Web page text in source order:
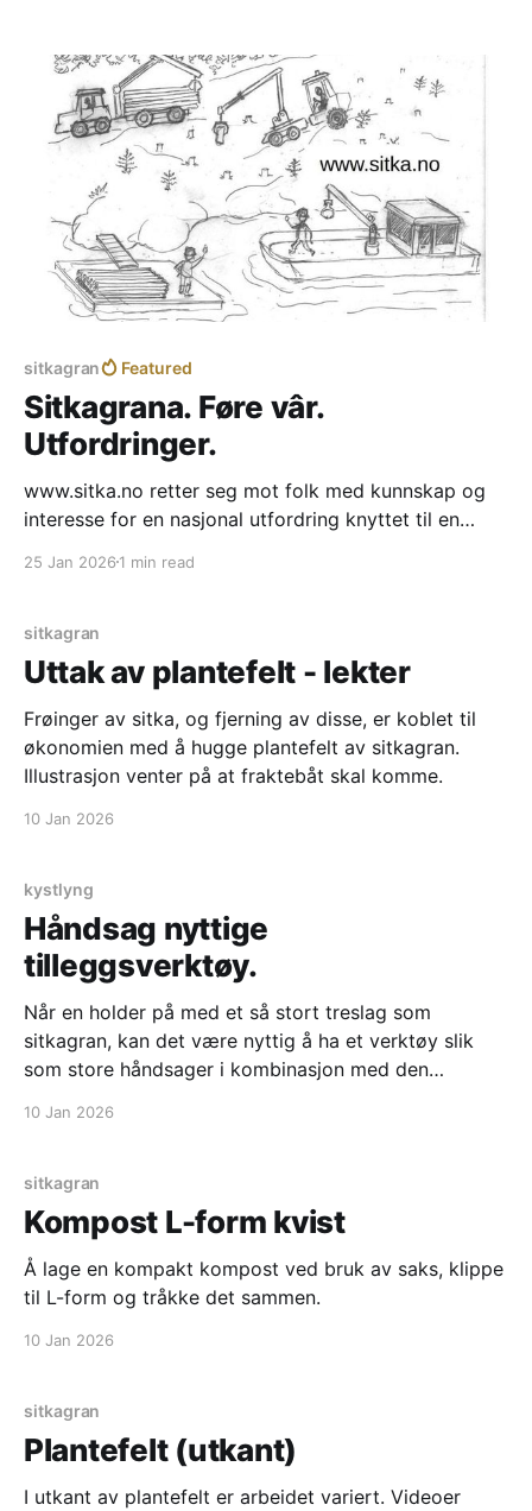
sitkagran Featured
Sitkagrana. Føre vâr.
Utfordringer.
www.sitka.no retter seg mot folk med kunnskap og
interesse for en nasjonal utfordring knyttet til en
hastighet inn i kystlyng naturtype. Trykk på "Video" i
Langs den ytre kyststripe
25 Jan 2026 1 min read
sitkagran
Uttak av plantefelt - lekter
Frøinger av sitka, og fjerning av disse, er koblet til
økonomien med å hugge plantefelt av sitkagran.
Illustrasjon venter på at fraktebåt skal komme.
10 Jan 2026
kystlyng
Håndsag nyttige
tilleggsverktøy.
Når en holder på med et så stort treslag som
sitkagran, kan det være nyttig å ha et verktøy slik
som store håndsager i kombinasjon med den
vanlig, for sikker felling og lett transport.
10 Jan 2026
sitkagran
Kompost L-form kvist
Å lage en kompakt kompost ved bruk av saks, klippe
til L-form og tråkke det sammen.
10 Jan 2026
sitkagran
Plantefelt (utkant)
I utkant av plantefelt er arbeidet variert. Videoer